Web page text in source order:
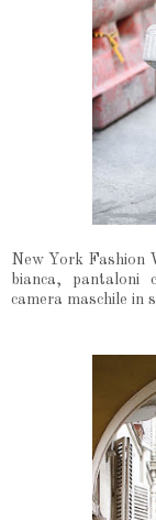
New York Fashion
bianca, pantaloni
camera maschile in